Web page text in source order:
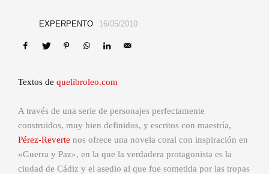
EXPERPENTO 16/05/2010
Textos de quelibroleo.com
A través de una serie de personajes perfectamente
construidos, muy bien definidos, y escritos con maestría,
Pérez-Reverte nos ofrece una novela coral con inspiración en
«Guerra y Paz», en la que la verdadera protagonista es la
ciudad de Cádiz y el asedio al que fue sometida por las tropas